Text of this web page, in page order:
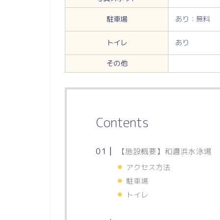
駐車場 あり：無料
トイレ あり
その他
Contents
【施設概要】和邇浜水泳場
アクセス方法
駐車場
トイレ